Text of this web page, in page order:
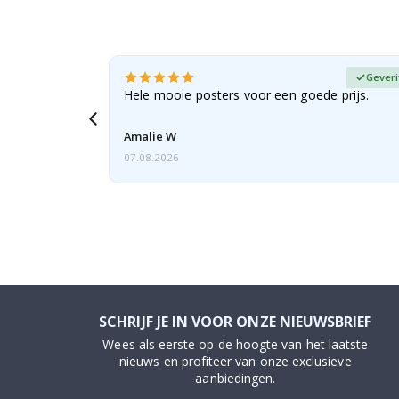
Hele mooie posters voor een goede prijs.
Amalie W
07.08.2026
SCHRIJF JE IN VOOR ONZE NIEUWSBRIEF
Wees als eerste op de hoogte van het laatste
nieuws en profiteer van onze exclusieve
aanbiedingen.